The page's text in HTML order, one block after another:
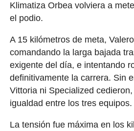
Klimatiza Orbea volviera a
el podio.
A 15 kilómetros de meta,
comandando la larga bajada
exigente del día, e intentando
definitivamente la carrera. Sin
Vittoria ni Specialized
igualdad entre los tres equipos.
La tensión fue máxima en los